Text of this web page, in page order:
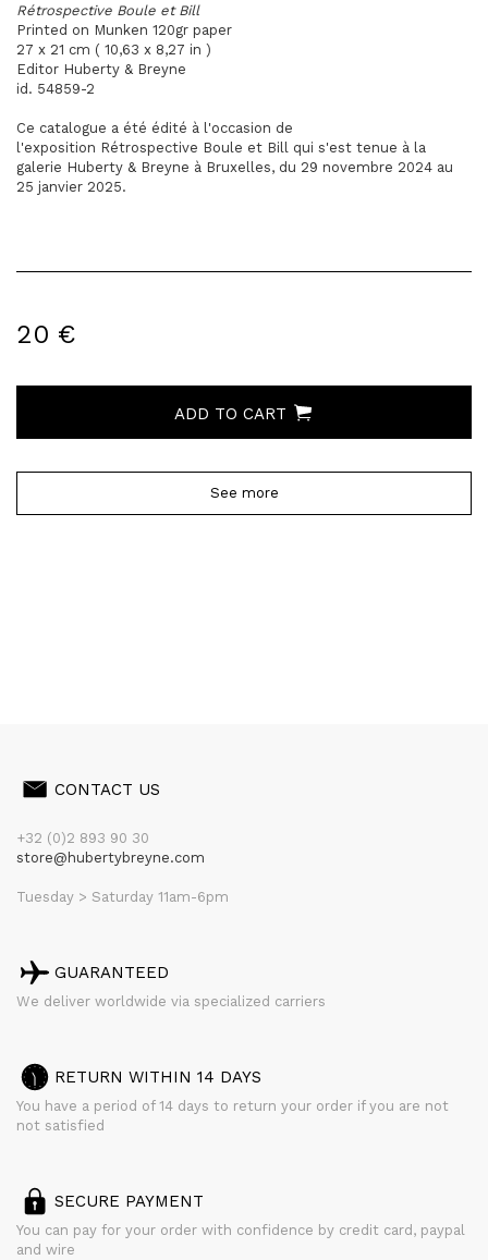
Rétrospective Boule et Bill
Printed on Munken 120gr paper
27 x 21 cm ( 10,63 x 8,27 in )
Editor Huberty & Breyne
id. 54859-2
Ce catalogue a été édité à l'occasion de
l'exposition Rétrospective Boule et Bill qui s'est tenue à la
galerie Huberty & Breyne à Bruxelles, du 29 novembre 2024 au
25 janvier 2025.
20 €
ADD TO CART
See more
CONTACT US
+32 (0)2 893 90 30
store@hubertybreyne.com
Tuesday > Saturday 11am-6pm
GUARANTEED
We deliver worldwide via specialized carriers
RETURN WITHIN 14 DAYS
You have a period of 14 days to return your order if you are not
not satisfied
SECURE PAYMENT
You can pay for your order with confidence by credit card, paypal
and wire